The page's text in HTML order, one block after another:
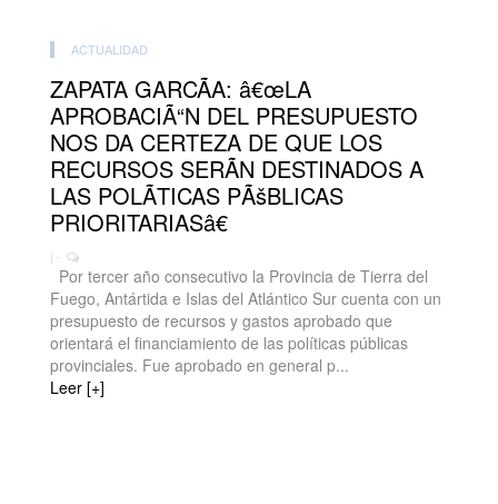
ACTUALIDAD
ZAPATA GARCÃA: â€œLA
APROBACIÃ“N DEL PRESUPUESTO
NOS DA CERTEZA DE QUE LOS
RECURSOS SERÃN DESTINADOS A
LAS POLÃTICAS PÃšBLICAS
PRIORITARIASâ€
| -
Por tercer año consecutivo la Provincia de Tierra del
Fuego, Antártida e Islas del Atlántico Sur cuenta con un
presupuesto de recursos y gastos aprobado que
orientará el financiamiento de las políticas públicas
provinciales. Fue aprobado en general p...
Leer [+]